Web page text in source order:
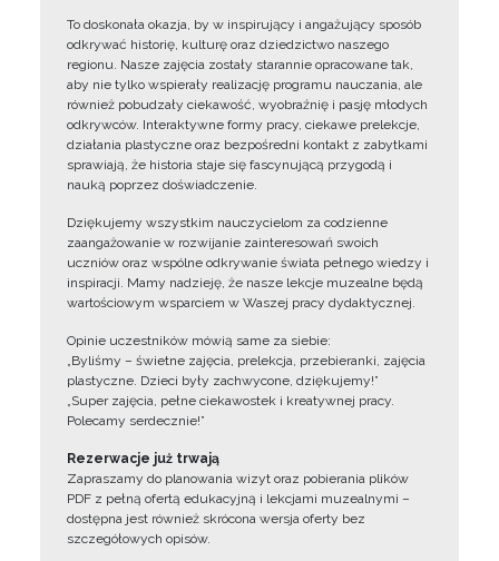
To doskonała okazja, by w inspirujący i angażujący sposób
odkrywać historię, kulturę oraz dziedzictwo naszego
regionu. Nasze zajęcia zostały starannie opracowane tak,
aby nie tylko wspierały realizację programu nauczania, ale
również pobudzały ciekawość, wyobraźnię i pasję młodych
odkrywców. Interaktywne formy pracy, ciekawe prelekcje,
działania plastyczne oraz bezpośredni kontakt z zabytkami
sprawiają, że historia staje się fascynującą przygodą i
nauką poprzez doświadczenie.
Dziękujemy wszystkim nauczycielom za codzienne
zaangażowanie w rozwijanie zainteresowań swoich
uczniów oraz wspólne odkrywanie świata pełnego wiedzy i
inspiracji. Mamy nadzieję, że nasze lekcje muzealne będą
wartościowym wsparciem w Waszej pracy dydaktycznej.
Opinie uczestników mówią same za siebie:
„Byliśmy – świetne zajęcia, prelekcja, przebieranki, zajęcia
plastyczne. Dzieci były zachwycone, dziękujemy!”
„Super zajęcia, pełne ciekawostek i kreatywnej pracy.
Polecamy serdecznie!”
Rezerwacje już trwają
Zapraszamy do planowania wizyt oraz pobierania plików
PDF z pełną ofertą edukacyjną i lekcjami muzealnymi –
dostępna jest również skrócona wersja oferty bez
szczegółowych opisów.